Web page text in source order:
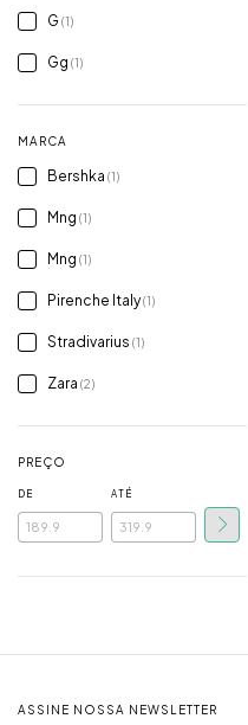
G (1)
Gg (1)
MARCA
Bershka (1)
Mng (1)
Mng (1)
Pirenche Italy(1)
Stradivarius (1)
Zara (2)
PREÇO
DE ATÉ
ASSINE NOSSA NEWSLETTER